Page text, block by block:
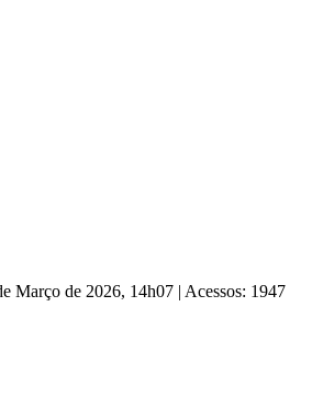
Março de 2026, 14h07 | Acessos: 1947